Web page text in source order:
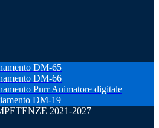
DM-65
DM-66
Pnrr Animatore digitale
DM-19
2021-2027